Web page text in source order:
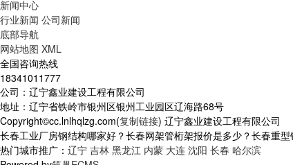
新闻中心
行业新闻 公司新闻
底部导航
网站地图 XML
全国咨询热线
18341011777
公司：辽宁鑫业建设工程有限公司
地址：辽宁省铁岭市银州区银州工业园区辽海路68号
Copyright©cc.lnlhqlzg.com(复制链接) 辽宁鑫业建设工程有限公司
长春工业厂房钢结构哪家好？长春网架管桁架报价是多少？长春重
热门城市推广： 辽宁 吉林 黑龙江 内蒙 大连 沈阳 长春 哈尔滨